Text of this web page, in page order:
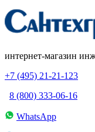
интернет-магазин
+7 (495) 21-21-123
8 (800) 333-06-16
WhatsApp